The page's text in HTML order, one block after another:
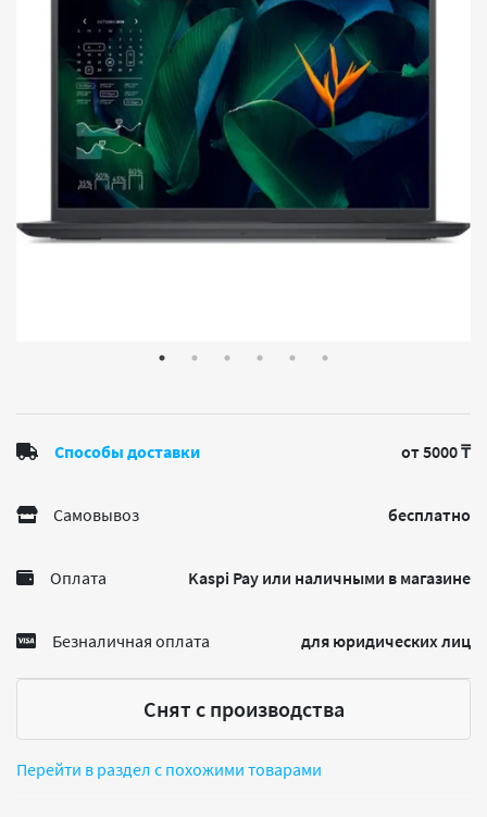
Способы доставки от 5000 ₸
Самовывоз бесплатно
Оплата Kaspi Pay или наличными в магазине
Безналичная оплата для юридических лиц
Снят с производства
Перейти в раздел с похожими товарами